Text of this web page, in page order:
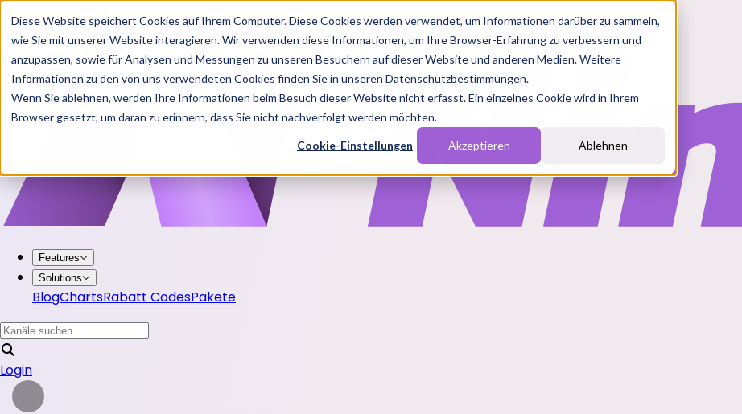
Diese Website speichert Cookies auf Ihrem Computer. Diese Cookies werden verwendet, um Informationen darüber zu sammeln,
wie Sie mit unserer Website interagieren. Wir verwenden diese Informationen, um Ihre Browser-Erfahrung zu verbessern und
anzupassen, sowie für Analysen und Messungen zu unseren Besuchern auf dieser Website und anderen Medien. Weitere
Informationen zu den von uns verwendeten Cookies finden Sie in unseren Datenschutzbestimmungen.
Wenn Sie ablehnen, werden Ihre Informationen beim Besuch dieser Website nicht erfasst. Ein einzelnes Cookie wird in Ihrem
Browser gesetzt, um daran zu erinnern, dass Sie nicht nachverfolgt werden möchten.
Cookie-Einstellungen Akzeptieren Ablehnen
Features
Solutions
BlogChartsRabatt CodesPakete
Login